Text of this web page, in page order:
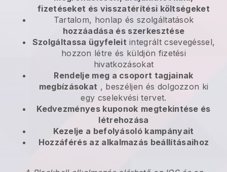
fizetéseket és visszatérítési költségeket
Tartalom, honlap és szolgáltatások
hozzáadása és szerkesztése
Szolgáltassa ügyfeleit integrált csevegéssel,
hozzon létre és küldjön fizetési
hivatkozásokat
Rendelje meg a csoport tagjainak
megbízásokat , beszéljen és dolgozzon ki
egy cselekvési tervet.
Kedvezményes kuponok megtekintése és
létrehozása
Kezelje a befolyásoló kampányait
Hozzáférés az alkalmazás beállításaihoz